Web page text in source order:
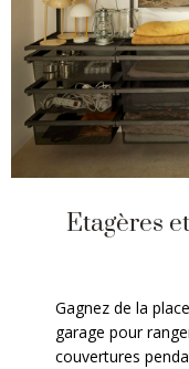
Etagères
Gagnez de la
garage pour
couvertures